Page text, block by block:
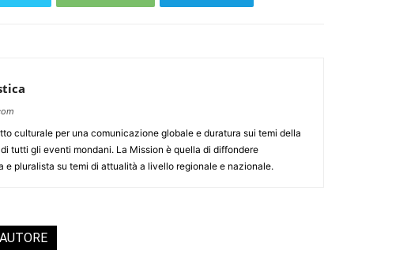
culturale per una comunicazione globale e duratura sui temi della
tutti gli eventi mondani. La Mission è quella di diffondere
e pluralista su temi di attualità a livello regionale e nazionale.